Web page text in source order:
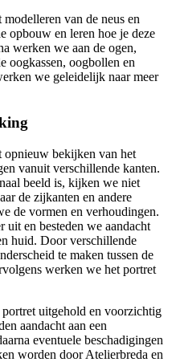
van de neus en
opbouw en leren hoe je deze
werken we aan de ogen,
oogkassen, oogbollen en
we geleidelijk naar meer
opnieuw bekijken van het
vanuit verschillende kanten.
beeld is, kijken we niet
de zijkanten en andere
de vormen en verhoudingen.
uit en besteden we aandacht
huid. Door verschillende
te maken tussen de
werken we het portret
uitgehold en voorzichtig
aandacht aan een
eventuele beschadigingen
worden door Atelierbreda en